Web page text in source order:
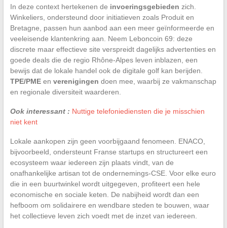
In deze context hertekenen de invoeringsgebieden zich.
Winkeliers, ondersteund door initiatieven zoals Produit en
Bretagne, passen hun aanbod aan een meer geïnformeerde en
veeleisende klantenkring aan. Neem Leboncoin 69: deze
discrete maar effectieve site verspreidt dagelijks advertenties en
goede deals die de regio Rhône-Alpes leven inblazen, een
bewijs dat de lokale handel ook de digitale golf kan berijden.
TPE/PMEen verenigingen doen mee, waarbij ze vakmanschap
en regionale diversiteit waarderen.
Ook interessant : Nuttige telefoniediensten die je misschien
niet kent
Lokale aankopen zijn geen voorbijgaand fenomeen. ENACO,
bijvoorbeeld, ondersteunt Franse startups en structureert een
ecosysteem waar iedereen zijn plaats vindt, van de
onafhankelijke artisan tot de ondernemings-CSE. Voor elke euro
die in een buurtwinkel wordt uitgegeven, profiteert een hele
economische en sociale keten. De nabijheid wordt dan een
hefboom om solidairere en wendbare steden te bouwen, waar
het collectieve leven zich voedt met de inzet van iedereen.